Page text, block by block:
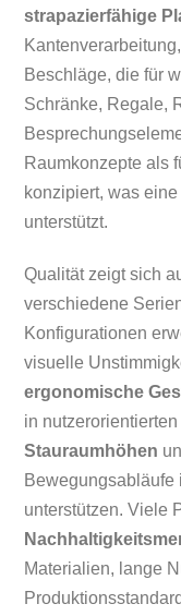
strapazierfähige
Beschläge, die für
Schränke, Regale,
Raumkonzepte als
konzipiert, was
unterstützt.
Qualität zeigt sich
verschiedene
Konfigurationen
visuelle
ergonomische
in
Stauraumhöhen
Bewegungsabläufe
unterstützen. Viele
Materialien, lange